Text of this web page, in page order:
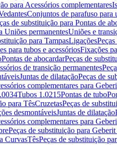
para Acessórios complementares
Conjuntos de parafuso para
de substituição para Pontas de
Uniões permanentesUniões e
para TampasLigações
para tubos e acessóriosFixações
Pontas de abocardarPeças de
de transição permanentes
Juntas de dilataçãoPeças de
complementares para
Tubos 1.0215Pontas de tubo
para TêsCruzetasPeças de
desmontáveisJuntas de dilatação
complementares para
Peças de substituição para
CurvasTêsPeças de substituição